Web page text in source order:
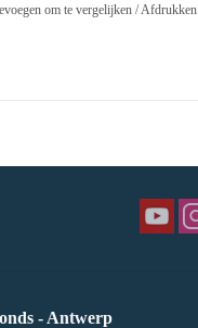
om te vergelijken /Afdrukken
- Antwerp